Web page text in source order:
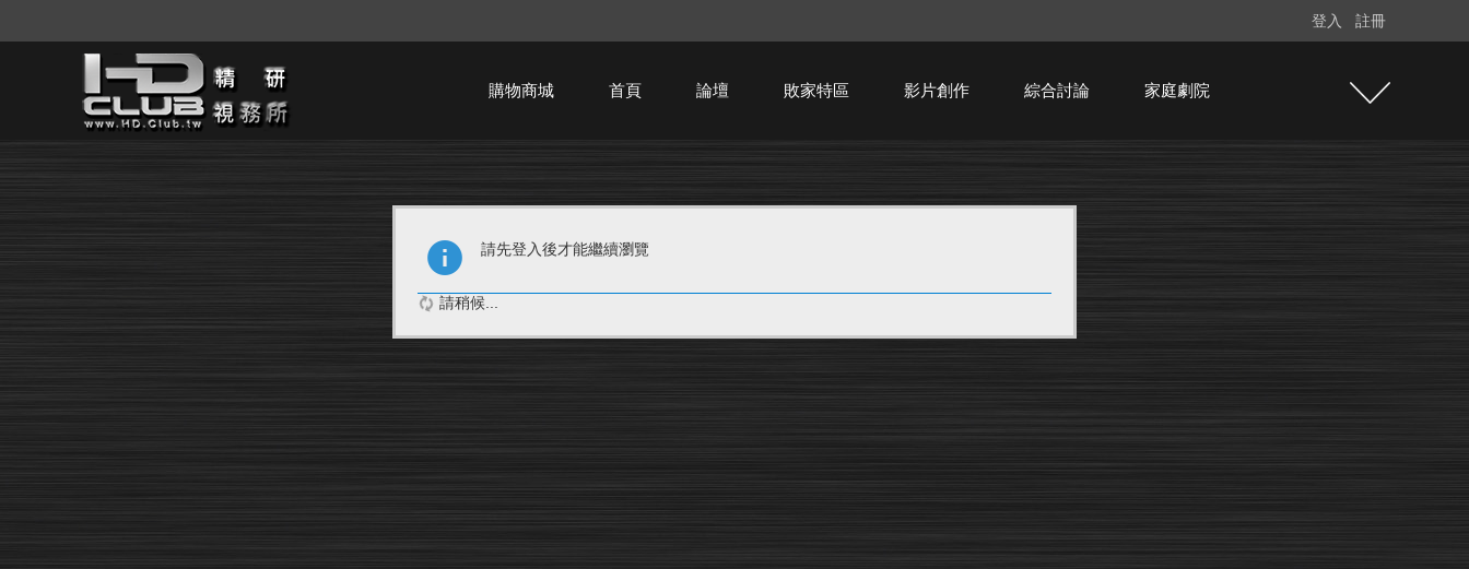
登入 註冊
購物商城 首頁 論壇 敗家特區 影片創作 綜合討論 家庭劇院
請先登入後才能繼續瀏覽
請稍候...